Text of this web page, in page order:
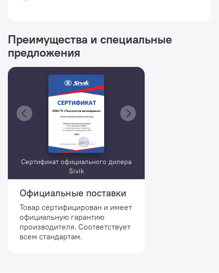
Преимущества и специальные
предложения
Сертификат официального дилера
Sivik
Официальные поставки
Товар сертифицирован и имеет
официальную гарантию
производителя. Соответствует
всем стандартам.